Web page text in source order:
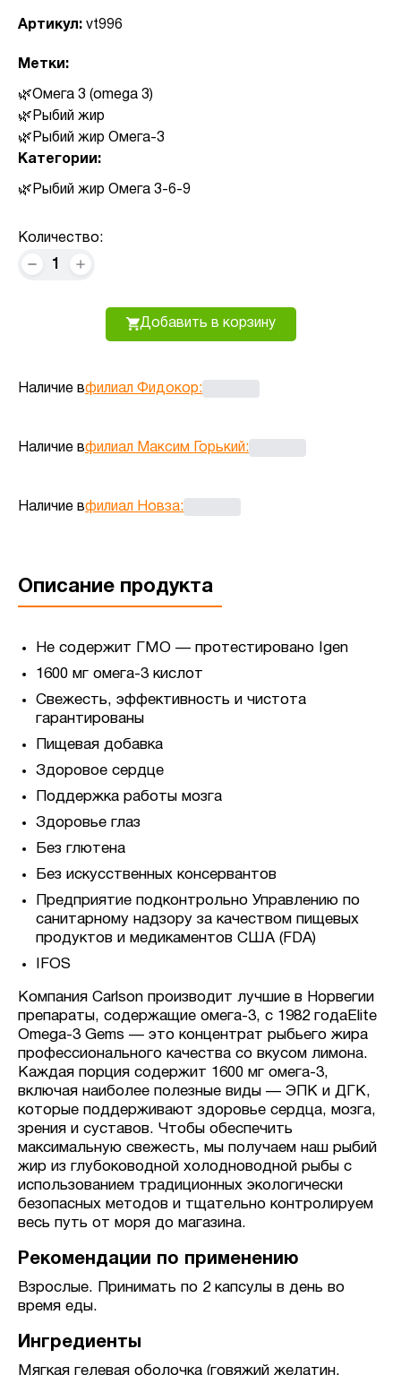
Артикул: vt996
Метки:
Омега 3 (omega 3)
Рыбий жир
Рыбий жир Омега-3
Категории:
Рыбий жир Омега 3-6-9
Количество:
1
Добавить в корзину
Наличие вфилиал Фидокор:
Наличие вфилиал Максим Горький:
Наличие вфилиал Новза:
Описание продукта
Не содержит ГМО — протестировано Igen
1600 мг омега-3 кислот
Свежесть, эффективность и чистота
гарантированы
Пищевая добавка
Здоровое сердце
Поддержка работы мозга
Здоровье глаз
Без глютена
Без искусственных консервантов
Предприятие подконтрольно Управлению по
санитарному надзору за качеством пищевых
продуктов и медикаментов США (FDA)
IFOS
Компания Carlson производит лучшие в Норвегии
препараты, содержащие омега-3, с 1982 годаElite
Omega-3 Gems — это концентрат рыбьего жира
профессионального качества со вкусом лимона.
Каждая порция содержит 1600 мг омега-3,
включая наиболее полезные виды — ЭПК и ДГК,
которые поддерживают здоровье сердца, мозга,
зрения и суставов. Чтобы обеспечить
максимальную свежесть, мы получаем наш рыбий
жир из глубоководной холодноводной рыбы с
использованием традиционных экологически
безопасных методов и тщательно контролируем
весь путь от моря до магазина.
Рекомендации по применению
Взрослые. Принимать по 2 капсулы в день во
время еды.
Ингредиенты
Мягкая гелевая оболочка (говяжий желатин,